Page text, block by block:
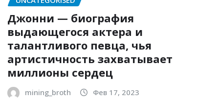
Джонни — биография
выдающегося актера и
талантливого певца, чья
артистичность захватывает
миллионы сердец
mining_broth Фев 17, 2023